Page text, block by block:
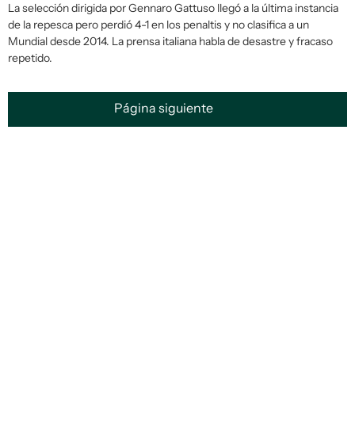
La selección dirigida por Gennaro Gattuso llegó a la última instancia
de la repesca pero perdió 4-1 en los penaltis y no clasifica a un
Mundial desde 2014. La prensa italiana habla de desastre y fracaso
repetido.
Página siguiente